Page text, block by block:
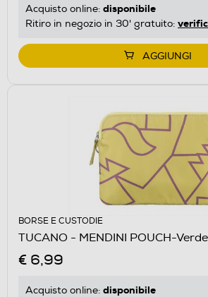
Acquisto online: disponibile
Ritiro in negozio in 30' gratuito:
AGGIUNGI
BORSE E CUSTODIE
TUCANO - MENDINI POUCH-
€ 6,99
Acquisto online: disponibile